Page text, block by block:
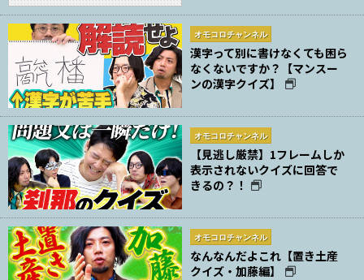
オモコロチャンネル
漢字って別に書けなくても困ら
なくないですか？【マンスー
ンの漢字クイズ】
オモコロチャンネル
【見逃し厳禁】1フレームしか
表示されないクイズに回答で
きるの？！
オモコロチャンネル
なんなんだよこれ【置き土産
クイズ・加藤編】